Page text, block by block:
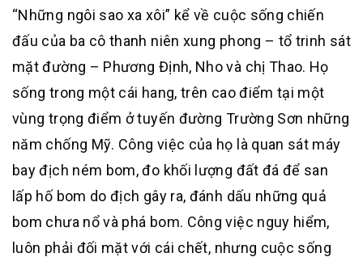
“Những ngôi sao xa xôi” kể về cuộc sống chiến
đấu của ba cô thanh niên xung phong – tổ trinh sát
mặt đường – Phương Định, Nho và chị Thao. Họ
sống trong một cái hang, trên cao điểm tại một
vùng trọng điểm ở tuyến đường Trường Sơn những
năm chống Mỹ. Công việc của họ là quan sát máy
bay địch ném bom, đo khối lượng đất đá để san
lấp hố bom do địch gây ra, đánh dấu những quả
bom chưa nổ và phá bom. Công việc nguy hiểm,
luôn phải đối mặt với cái chết, nhưng cuộc sống